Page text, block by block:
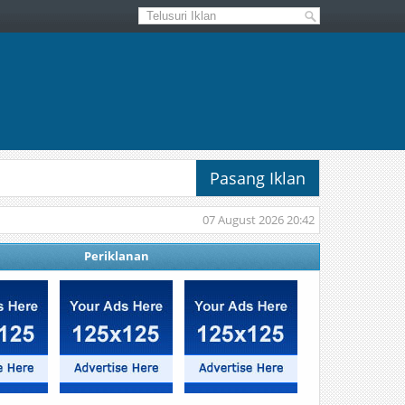
Pasang Iklan
07 August 2026 20:42
Periklanan